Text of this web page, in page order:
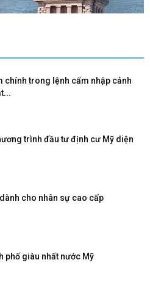
chính trong lệnh cấm nhập cảnh
trình đầu tư định cư Mỹ diện
cho nhân sự cao cấp
phố giàu nhất nước Mỹ